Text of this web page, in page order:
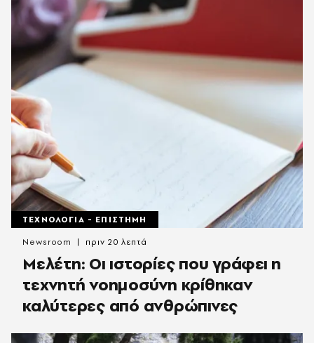
ΤΕΧΝΟΛΟΓΙΑ - ΕΠΙΣΤΗΜΗ
Μελέτη: Οι ιστορίες που γράφει η
τεχνητή νοημοσύνη κρίθηκαν
καλύτερες από ανθρώπινες
Newsroom πριν 20 λεπτά